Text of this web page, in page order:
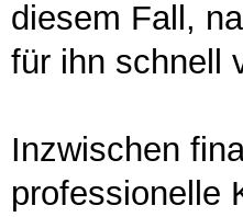
diesem Fall,
für ihn schnell
Inzwischen
professionelle